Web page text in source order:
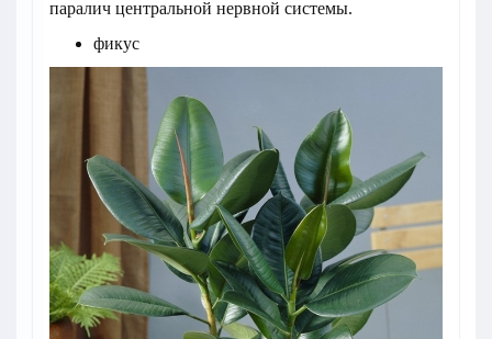
паралич центральной нервной системы.
фикус